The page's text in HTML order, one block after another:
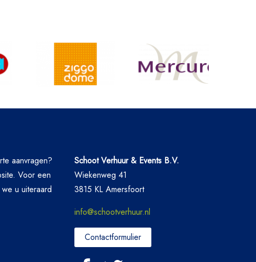
aanvragen?
Voor een
u uiteraard
Schoot Verhuur & Events B.V.
Wiekenweg 41
3815 KL Amersfoort
info@schootverhuur.nl
Contactformulier